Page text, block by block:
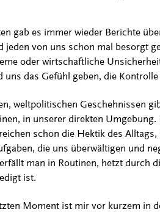
gab es immer wieder Berichte
jeden von uns schon mal besorgt
oder wirtschaftliche
uns das Gefühl geben, die
weltpolitischen Geschehnissen
in unserer direkten
schon die Hektik des Alltags,
die uns überwältigen und
man in Routinen, hetzt durch
ist.
Moment ist mir vor kurzem in